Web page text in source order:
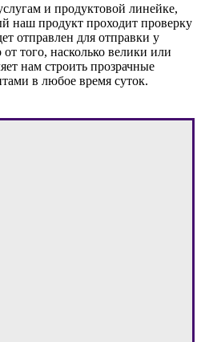
и продуктовой линейке,
наш продукт проходит проверку
отправлен для отправки у
того, насколько велики или
нам строить прозрачные
в любое время суток.